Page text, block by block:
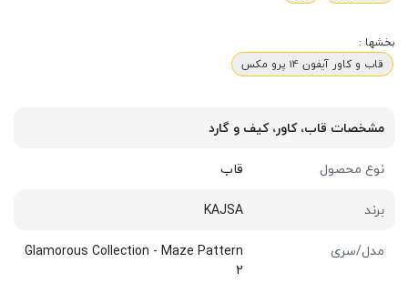
بخشها :
قاب و کاور آیفون 14 پرو مکس
مشخصات قاب، کاور، کیف و گارد
نوع محصول
قاب
برند
KAJSA
مدل/سری
Glamorous Collection - Maze Pattern
2